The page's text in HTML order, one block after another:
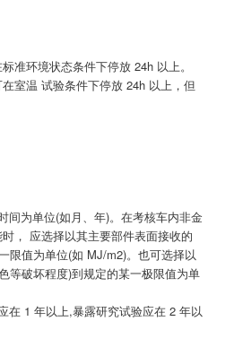
准环境状态条件下停放 24h 以上。
室温 试验条件下停放 24h 以上，但
间为单位(如月、年)。在考核车内非金
， 应选择以其主要部件表面接收的
限值为单位(如 MJ/m2)。也可选择以
等破坏程度)到规定的某一极限值为单
在 1 年以上,暴露研究试验应在 2 年以